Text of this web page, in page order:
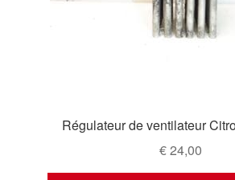
Régulateur de ventilateur
€24,00